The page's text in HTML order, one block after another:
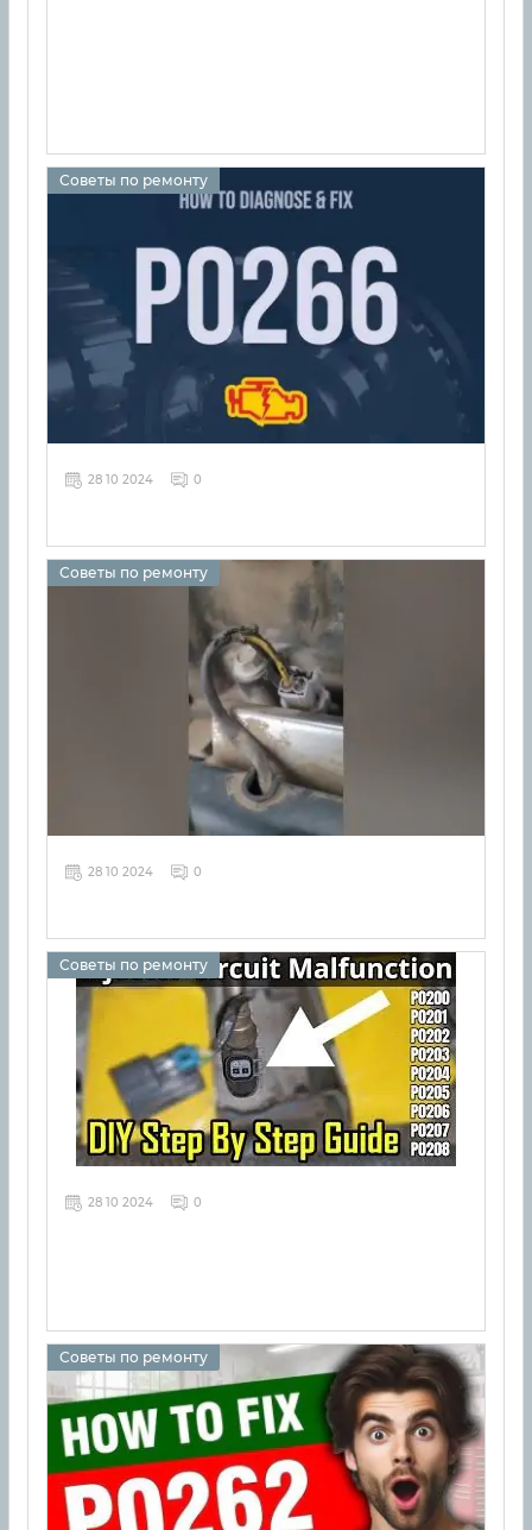
Советы по ремонту
28 10 2024 0
Советы по ремонту
28 10 2024 0
Советы по ремонту
28 10 2024 0
Советы по ремонту